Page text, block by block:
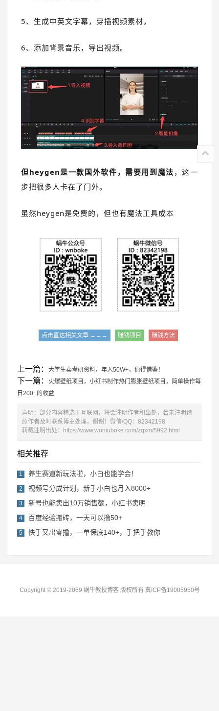
5、生成中英文字幕，穿插视频素材，
6、添加背景音乐，导出视频。
但heygen是一款国外软件，需要用到魔法 ，这一
步把很多人卡在了门外。
虽然heygen是免费的，但也有魔法工具成本
点击直达相关文章:→→→ 赚钱项目 赚钱方法
上一篇： 大学生卖考研资料，年入50W+，值得借鉴！
下一篇：
火爆壁纸项目，小红书制作热门膨胀壁纸项目，简单操作每
日200+的收益
声明：部分内容精选于互联网，将会注明作者和出处，若未注明请
原作者及时联系博主处理，谢谢！微信/QQ：82342198
转载注明出处：
https://www.woniuboke.com/zqxm/5992.html
相关推荐
1 养生赛道新玩法啦，小白也能学会！
2 视频号分成计划，新手小白也月入8000+
3 ​新号也能卖出10万销售额，小红书卖明
4 百度经验搬砖，一天可以撸50+
5 快手又出零撸，一单保底140+，手把手教你
Copyright © 2019-2069 蜗牛教授博客 版权所有 冀ICP备19005950号